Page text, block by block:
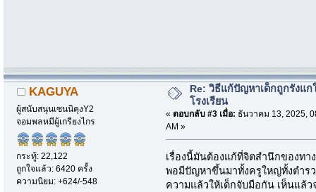
KAGUYA
ผู้สนับสนุนเซนนิคุงY2
จอมพลหมีผู้เกรียงไกร
กระทู้: 22,122
ถูกใจแล้ว: 6420 ครั้ง
ความนิยม: +624/-548
Re: วิธีแก้ปัญหาเด็กถูกรังแก
โรงเรียน
« ตอบกลับ #3 เมื่อ: ธันวาคม 13, 2025,
AM »
เรื่องนี้มันต้องแก้ที่จิตสำนึกของทา
พอมีปัญหาขึ้นมาทั้งครูใหญ่ทั้งตำร
ความแล้วให้เด็กจับมือกัน เห็นแล้ว